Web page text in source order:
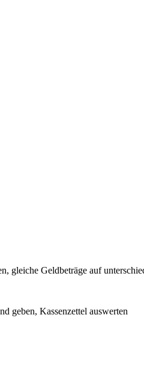
gleiche Geldbeträge auf
geben, Kassenzettel auswerten